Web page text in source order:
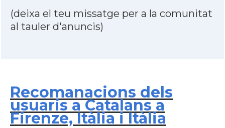
(deixa el teu missatge per a la comunitat
al tauler d'anuncis)
Recomanacions dels
usuaris a Catalans a
Firenze, Itàlia i Itàlia